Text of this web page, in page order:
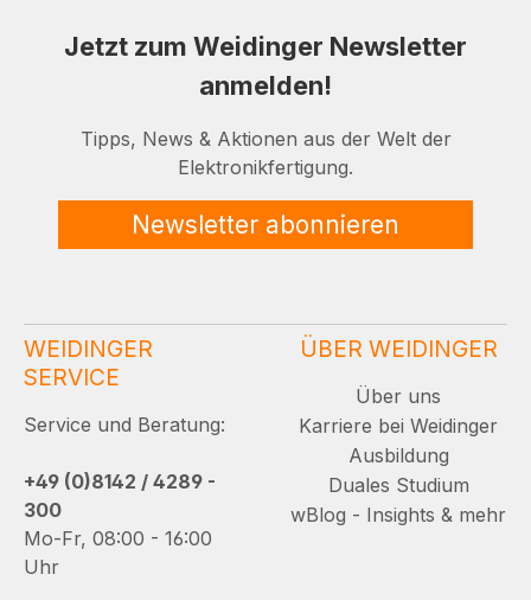
Jetzt zum Weidinger Newsletter
anmelden!
Tipps, News & Aktionen aus der Welt der
Elektronikfertigung.
Newsletter abonnieren
WEIDINGER
SERVICE
Service und Beratung:
+49 (0)8142 / 4289 -
300
Mo-Fr, 08:00 - 16:00
Uhr
ÜBER WEIDINGER
Über uns
Karriere bei Weidinger
Ausbildung
Duales Studium
wBlog - Insights & mehr